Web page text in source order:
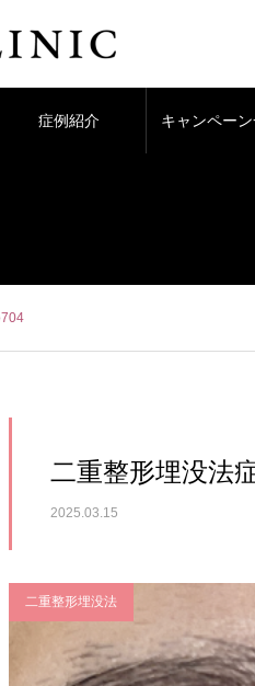
症例紹介 キャンペー
二重整形埋没法
2025.03.15
二重整形埋没法